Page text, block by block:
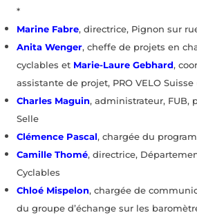
*
Marine Fabre, directrice, Pignon sur
Anita Wenger, cheffe de projets en
cyclables et Marie-Laure Gebhard,
assistante de projet, PRO VELO Suisse
Charles Maguin, administrateur, FUB,
Selle
Clémence Pascal, chargée du
Camille Thomé, directrice,
Cyclables
Chloé Mispelon, chargée de
du groupe d’échange sur les